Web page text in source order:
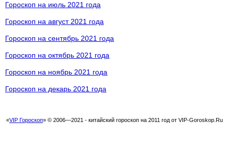
Гороскоп на июль 2021 года
Гороскоп на август 2021 года
Гороскоп на сентябрь 2021 года
Гороскоп на октябрь 2021 года
Гороскоп на ноябрь 2021 года
Гороскоп на декарь 2021 года
«VIP Гороскоп» © 2006—2021 - китайский гороскоп на 2011 год от VIP-Goroskop.Ru